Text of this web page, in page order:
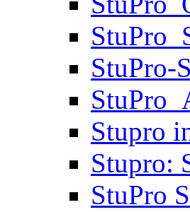
StuPro-
Stupro
Stupro:
StuPro